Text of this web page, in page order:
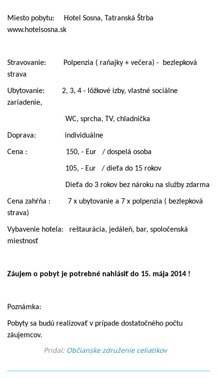
Miesto pobytu:
Hotel Sosna, Tatranská Štrba
www.hotelsosna.sk
Stravovanie: Polpenzia ( raňajky + večera) -
bezlepková
strava
Ubytovanie:
2, 3, 4 - lôžkové izby, vlastné sociálne
zariadenie,
WC, sprcha, TV, chladnička
Doprava: individuálne
Cena : 150, - Eur / dospelá osoba
105, - Eur / dieťa do 15 rokov
Dieťa do 3 rokov bez nároku na služby zdarma
Cena zahŕňa :
7 x ubytovanie a 7 x polpenzia ( bezlepková
strava)
Vybavenie hotela:
reštaurácia, jedáleň, bar, spoločenská
miestnosť
Záujem o pobyt je potrebné nahlásiť do 15. mája 2014 !
Poznámka:
Pobyty sa budú realizovať v prípade dostatočného počtu
záujemcov.
Pridal: Občianske združenie celiatikov